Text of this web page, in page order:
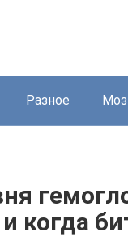
Разное
когда